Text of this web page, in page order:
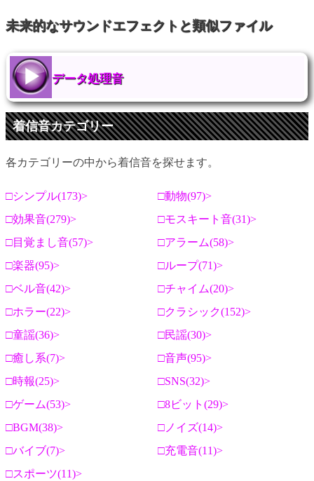
未来的なサウンドエフェクトと類似ファイル
データ処理音
着信音カテゴリー
各カテゴリーの中から着信音を探せます。
シンプル(173)
動物(97)
効果音(279)
モスキート音(31)
目覚まし音(57)
アラーム(58)
楽器(95)
ループ(71)
ベル音(42)
チャイム(20)
ホラー(22)
クラシック(152)
童謡(36)
民謡(30)
癒し系(7)
音声(95)
時報(25)
SNS(32)
ゲーム(53)
8ビット(29)
BGM(38)
ノイズ(14)
バイブ(7)
充電音(11)
スポーツ(11)